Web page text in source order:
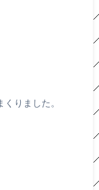
りました。